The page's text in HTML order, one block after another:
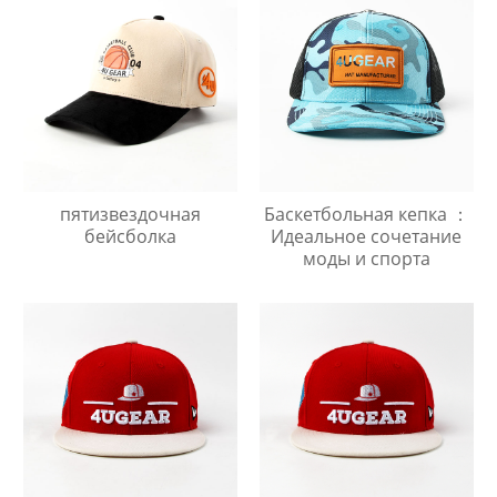
пятизвездочная
бейсболка
Баскетбольная кепка ：
Идеальное сочетание
моды и спорта